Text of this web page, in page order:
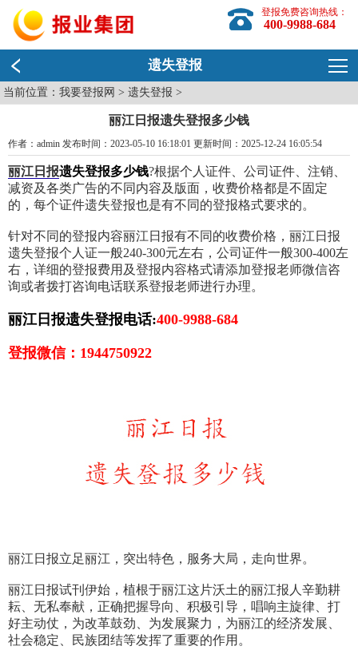
登报免费咨询热线：
400-9988-684
遗失登报
当前位置：我要登报网 >遗失登报 >
丽江日报遗失登报多少钱
作者：admin 发布时间：2023-05-10 16:18:01 更新时间：2025-12-24 16:05:54
丽江日报遗失登报多少钱?根据个人证件、公司证件、注销、
减资及各类广告的不同内容及版面，收费价格都是不固定
的，每个证件遗失登报也是有不同的登报格式要求的。
针对不同的登报内容丽江日报有不同的收费价格，丽江日报
遗失登报个人证一般240-300元左右，公司证件一般300-400左
右，详细的登报费用及登报内容格式请添加登报老师微信咨
询或者拨打咨询电话联系登报老师进行办理。
丽江日报遗失登报电话:400-9988-684
登报微信：1944750922
丽江日报立足丽江，突出特色，服务大局，走向世界。
丽江日报试刊伊始，植根于丽江这片沃土的丽江报人辛勤耕
耘、无私奉献，正确把握导向、积极引导，唱响主旋律、打
好主动仗，为改革鼓劲、为发展聚力，为丽江的经济发展、
社会稳定、民族团结等发挥了重要的作用。